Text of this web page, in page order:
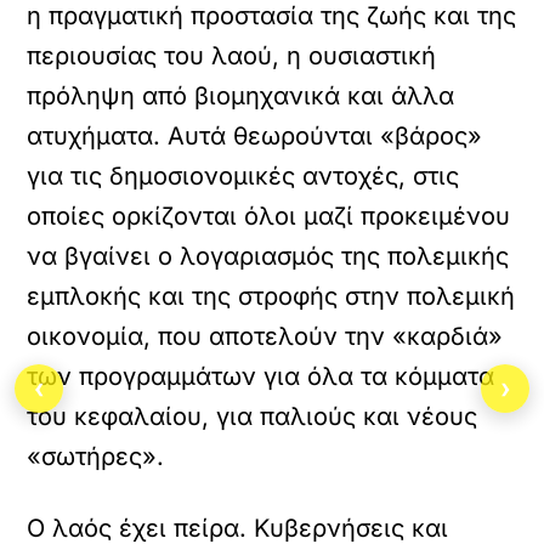
η πραγματική προστασία της ζωής και της
περιουσίας του λαού, η ουσιαστική
πρόληψη από βιομηχανικά και άλλα
ατυχήματα. Αυτά θεωρούνται «βάρος»
για τις δημοσιονομικές αντοχές, στις
οποίες ορκίζονται όλοι μαζί προκειμένου
να βγαίνει ο λογαριασμός της πολεμικής
εμπλοκής και της στροφής στην πολεμική
οικονομία, που αποτελούν την «καρδιά»
των προγραμμάτων για όλα τα κόμματα
του κεφαλαίου, για παλιούς και νέους
«σωτήρες».
Ο λαός έχει πείρα. Κυβερνήσεις και
‹ ›